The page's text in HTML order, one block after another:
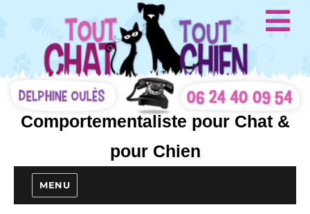
Comportementaliste pour Chat &
pour Chien
MENU